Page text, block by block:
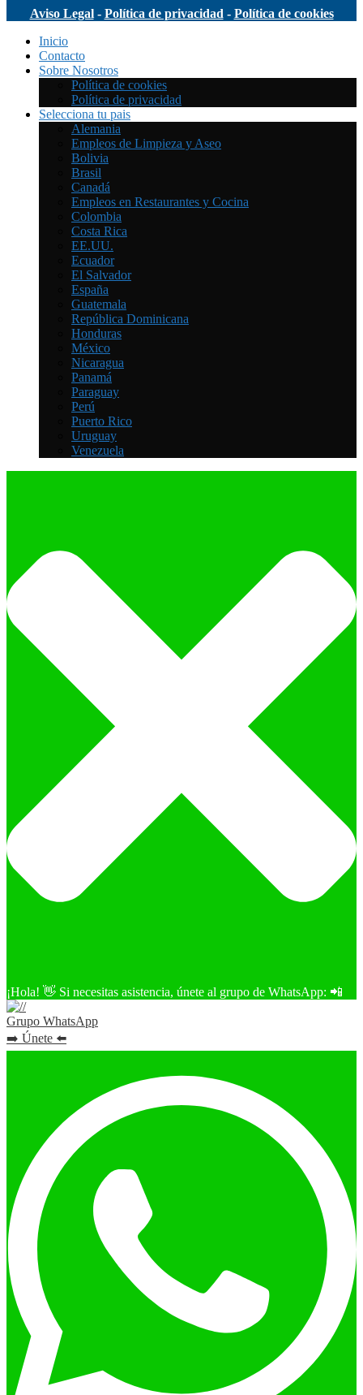
Aviso Legal- Política de privacidad - Política de cookies
Inicio
Contacto
Sobre Nosotros
Política de cookies
Política de privacidad
Selecciona tu pais
Alemania
Empleos de Limpieza y Aseo
Bolivia
Brasil
Canadá
Empleos en Restaurantes y Cocina
Colombia
Costa Rica
EE.UU.
Ecuador
El Salvador
España
Guatemala
República Dominicana
Honduras
México
Nicaragua
Panamá
Paraguay
Perú
Puerto Rico
Uruguay
Venezuela
¡Hola! 👋 Si necesitas asistencia, únete al grupo de WhatsApp: 📲
Grupo WhatsApp
➡️ Únete ⬅️